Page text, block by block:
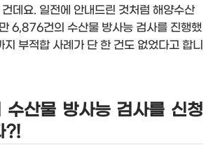
데요. 일전에 안내드린 것처럼 해양수산
6,876건의 수산물 방사능 검사를 진행했
지 부적합 사례가 단 한 건도 없었다고 합니
수산물 방사능 검사를 신청
?!